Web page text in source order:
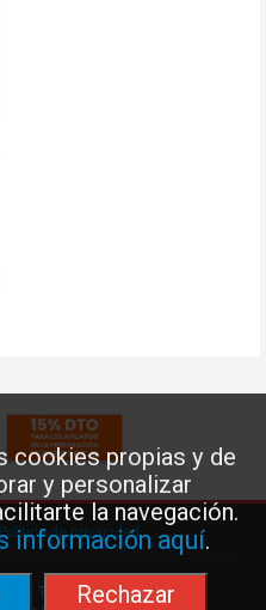
cookies propias y de
y personalizar
la navegación.
información aquí.
Rechazar
de privacidad
· Teléfono: 91 577 41 13 ·